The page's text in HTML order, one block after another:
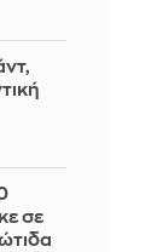
σε